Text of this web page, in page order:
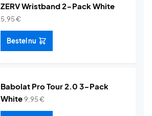
ZERV Wristband 2-Pack White
5,95€
Bestel nu
Babolat Pro Tour 2.0 3-Pack
White9,95€